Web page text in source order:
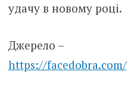
удачу в новому році.
Джерело –
https://facedobra.com/